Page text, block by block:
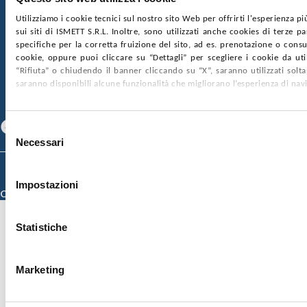
Utilizziamo i cookie tecnici sul nostro sito Web per offrirti l'esperienza
sui siti di ISMETT S.R.L. Inoltre, sono utilizzati anche cookies di terze
specifiche per la corretta fruizione del sito, ad es. prenotazione o
cookie, oppure puoi cliccare su “Dettagli” per scegliere i cookie da
“Rifiuta” o chiudendo il banner cliccando su “X”, saranno utilizzati
saranno disponibili alcune funzionalità che migliorano l’esperienza di
Selezione
delNecessari
Impostazioni
Statistiche
Marketing
SOCIETÀ TRASPARENTE WHISTLEBLOWING
GARE E CONTRATTIPRIVACYCOOKIE POLICY
SOSTIENICIMAPPA DEL SITOACCESSIBILITÀ
CONTATTI
Specializzazione)
Credits